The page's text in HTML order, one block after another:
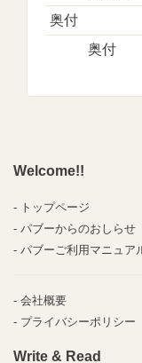
奥付
奥付
Welcome!!
トップページ
パブーからのおしらせ
パブーご利用マニュア
会社概要
プライバシーポリシー
Write & Read